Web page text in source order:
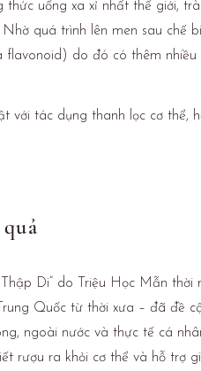
uống xa xỉ nhất thế giới,
Nhờ quá trình lên men sau
flavonoid) do đó có thêm nhiều
với tác dụng thanh lọc cơ
Di” do Triệu Học Mẫn
Quốc từ thời xưa – đã đề
ngoài nước và thực tế cá
rượu ra khỏi cơ thể và hỗ trợ